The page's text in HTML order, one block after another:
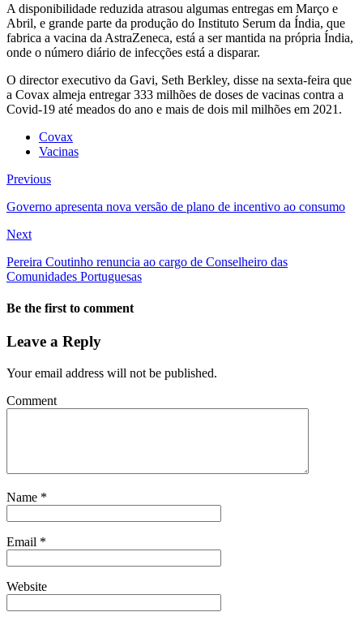
A disponibilidade reduzida atrasou algumas entregas em Março e
Abril, e grande parte da produção do Instituto Serum da Índia, que
fabrica a vacina da AstraZeneca, está a ser mantida na própria Índia,
onde o número diário de infecções está a disparar.
O director executivo da Gavi, Seth Berkley, disse na sexta-feira que
a Covax almeja entregar 333 milhões de doses de vacinas contra a
Covid-19 até meados do ano e mais de dois mil milhões em 2021.
Covax
Vacinas
Previous
Governo apresenta nova versão de plano de incentivo ao consumo
Next
Pereira Coutinho renuncia ao cargo de Conselheiro das
Comunidades Portuguesas
Be the first to comment
Leave a Reply
Your email address will not be published.
Comment
Name *
Email *
Website